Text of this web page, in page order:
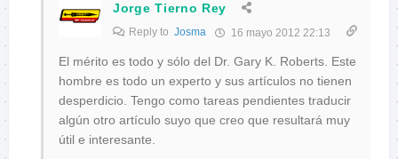
Jorge Tierno Rey
Reply to Josma 16 mayo 2012 22:13
El mérito es todo y sólo del Dr. Gary K. Roberts. Este
hombre es todo un experto y sus artículos no tienen
desperdicio. Tengo como tareas pendientes traducir
algún otro artículo suyo que creo que resultará muy
útil e interesante.